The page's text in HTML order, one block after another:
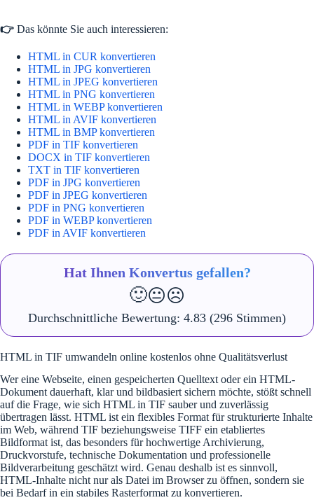
👉 Das könnte Sie auch interessieren:
HTML in CUR konvertieren
HTML in JPG konvertieren
HTML in JPEG konvertieren
HTML in PNG konvertieren
HTML in WEBP konvertieren
HTML in AVIF konvertieren
HTML in BMP konvertieren
PDF in TIF konvertieren
DOCX in TIF konvertieren
TXT in TIF konvertieren
PDF in JPG konvertieren
PDF in JPEG konvertieren
PDF in PNG konvertieren
PDF in WEBP konvertieren
PDF in AVIF konvertieren
Hat Ihnen Konvertus gefallen?
🙂😐☹️
Durchschnittliche Bewertung: 4.83 (296 Stimmen)
HTML in TIF umwandeln online kostenlos ohne Qualitätsverlust
Wer eine Webseite, einen gespeicherten Quelltext oder ein HTML-
Dokument dauerhaft, klar und bildbasiert sichern möchte, stößt schnell
auf die Frage, wie sich HTML in TIF sauber und zuverlässig
übertragen lässt. HTML ist ein flexibles Format für strukturierte Inhalte
im Web, während TIF beziehungsweise TIFF ein etabliertes
Bildformat ist, das besonders für hochwertige Archivierung,
Druckvorstufe, technische Dokumentation und professionelle
Bildverarbeitung geschätzt wird. Genau deshalb ist es sinnvoll,
HTML-Inhalte nicht nur als Datei im Browser zu öffnen, sondern sie
bei Bedarf in ein stabiles Rasterformat zu konvertieren.